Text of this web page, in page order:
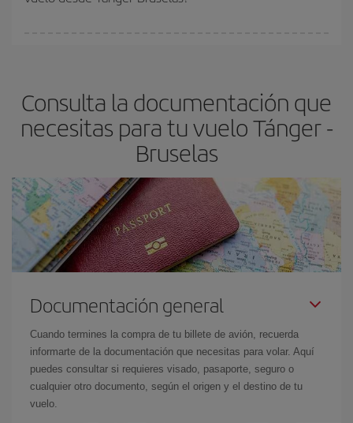
Consulta la documentación que
necesitas para tu vuelo Tánger -
Bruselas
Documentación general
Cuando termines la compra de tu billete de avión, recuerda
informarte de la documentación que necesitas para volar. Aquí
puedes consultar si requieres visado, pasaporte, seguro o
cualquier otro documento, según el origen y el destino de tu
vuelo.